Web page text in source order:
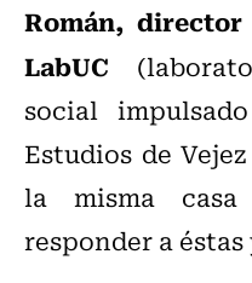
Román,
LabUC
social
Estudios de
la misma
responder a